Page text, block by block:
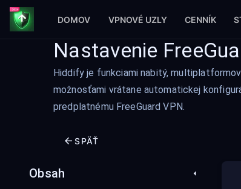
DOMOV VPNOVÉ UZLY CENNÍK
Nastavenie
Hiddify je funkciami nabitý,
možnosťami vrátane automatickej
predplatnému FreeGuard VPN.
SPÄŤ
Obsah